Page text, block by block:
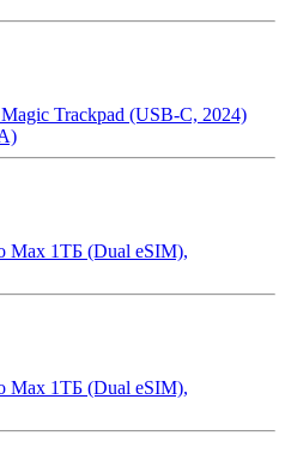
Trackpad (USB-C, 2024)
Max 1ТБ (Dual eSIM),
Max 1ТБ (Dual eSIM),